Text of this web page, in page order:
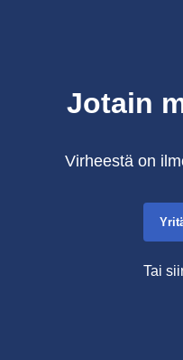
Jotain
Virheestä on
Tai